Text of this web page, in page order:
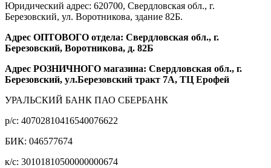
Юридический адрес: 620700, Свердловская обл., г.
Березовский, ул. Воротникова, здание 82Б.
Адрес ОПТОВОГО отдела: Свердловская обл., г.
Березовский, Воротникова, д. 82Б
Адрес РОЗНИЧНОГО магазина: Свердловская обл., г.
Березовский, ул.Березовский тракт 7А, ТЦ Ерофей
УРАЛЬСКИЙ БАНК ПАО СБЕРБАНК
р/c: 40702810416540076622
БИК: 046577674
к/c: 30101810500000000674